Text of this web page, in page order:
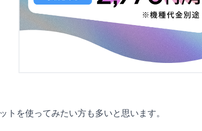
を使ってみたい方も多いと思います。